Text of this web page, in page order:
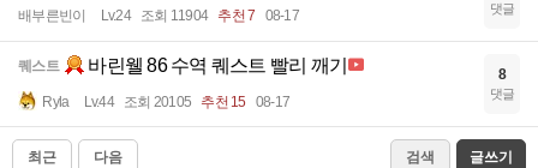
배부른빈이 Lv.24 조회 11904 추천 7 08-17 댓글
퀘스트 바린웰 86 수역 퀘스트 빨리 깨기
Ryla Lv.44 조회 20105 추천 15 08-17
8
댓글
최근 다음 검색 글쓰기